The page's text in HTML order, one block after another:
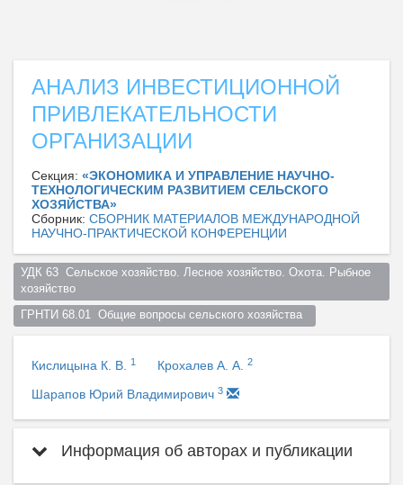
АНАЛИЗ ИНВЕСТИЦИОННОЙ
ПРИВЛЕКАТЕЛЬНОСТИ
ОРГАНИЗАЦИИ
Секция: «ЭКОНОМИКА И УПРАВЛЕНИЕ НАУЧНО-
ТЕХНОЛОГИЧЕСКИМ РАЗВИТИЕМ СЕЛЬСКОГО
ХОЗЯЙСТВА»
Сборник: СБОРНИК МАТЕРИАЛОВ МЕЖДУНАРОДНОЙ
НАУЧНО-ПРАКТИЧЕСКОЙ КОНФЕРЕНЦИИ
УДК 63  Сельское хозяйство. Лесное хозяйство. Охота. Рыбное
хозяйство
ГРНТИ 68.01  Общие вопросы сельского хозяйства
Кислицына К. В. 1 Крохалев А. А. 2
Шарапов Юрий Владимирович 3
Информация об авторах и публикации